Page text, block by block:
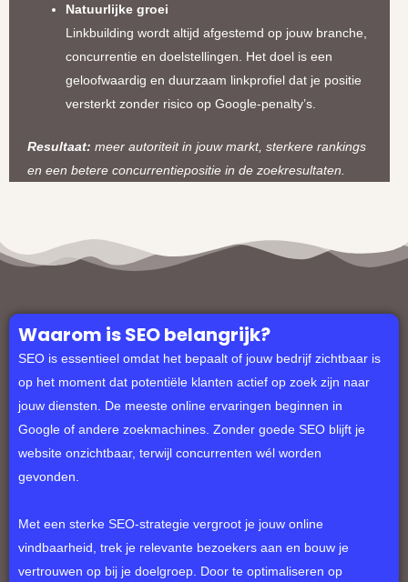
Natuurlijke groei
Linkbuilding wordt altijd afgestemd op jouw branche,
concurrentie en doelstellingen. Het doel is een
geloofwaardig en duurzaam linkprofiel dat je positie
versterkt zonder risico op Google-penalty’s.
Resultaat: meer autoriteit in jouw markt, sterkere rankings
en een betere concurrentiepositie in de zoekresultaten.
Waarom is SEO belangrijk?
SEO is essentieel omdat het bepaalt of jouw bedrijf zichtbaar is
op het moment dat potentiële klanten actief op zoek zijn naar
jouw diensten. De meeste online ervaringen beginnen in
Google of andere zoekmachines. Zonder goede SEO blijft je
website onzichtbaar, terwijl concurrenten wél worden
gevonden.
Met een sterke SEO-strategie vergroot je jouw online
vindbaarheid, trek je relevante bezoekers aan en bouw je
vertrouwen op bij je doelgroep. Door te optimaliseren op